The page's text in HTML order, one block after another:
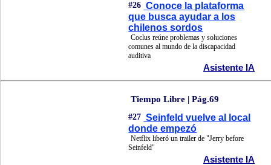
#26 Conoce la plataforma
que busca ayudar a los
chilenos sordos
Coclus reúne problemas y soluciones
comunes al mundo de la discapacidad
auditiva
Asistente IA
Tiempo Libre | Pág.69
#27 Seinfeld vuelve al local
donde empezó
Netflix liberó un trailer de "Jerry before
Seinfeld"
Asistente IA